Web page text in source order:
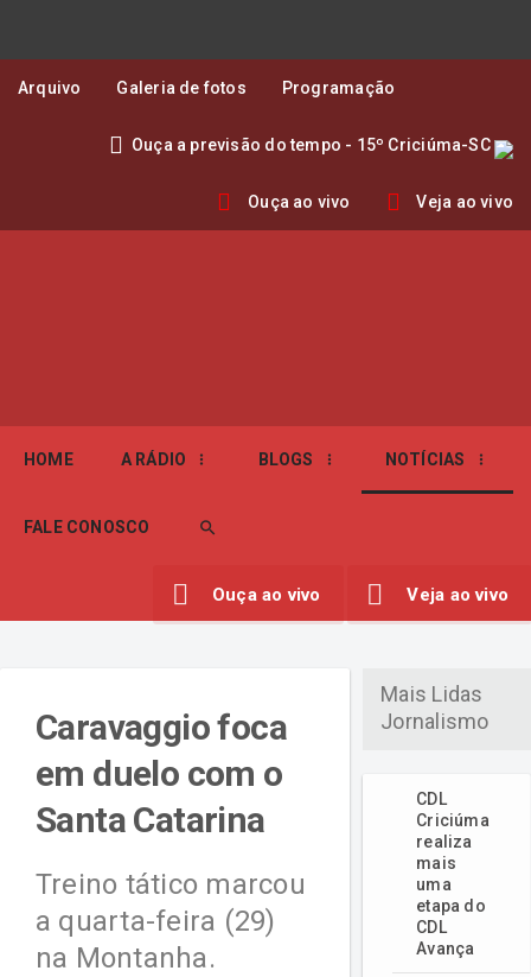
Arquivo Galeria de fotos Programação
Ouça a previsão do tempo - 15º Criciúma-SC
Ouça ao vivo Veja ao vivo
HOME A RÁDIO BLOGS NOTÍCIAS
FALE CONOSCO search
Ouça ao vivo Veja ao vivo
Caravaggio foca
em duelo com o
Santa Catarina
Treino tático marcou
a quarta-feira (29)
na Montanha.
Mais Lidas
Jornalismo
CDL
Criciúma
realiza
mais
uma
etapa do
CDL
Avança